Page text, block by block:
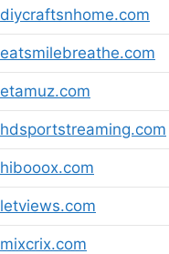
diycraftsnhome.com
eatsmilebreathe.com
etamuz.com
hdsportstreaming.com
hibooox.com
letviews.com
mixcrix.com